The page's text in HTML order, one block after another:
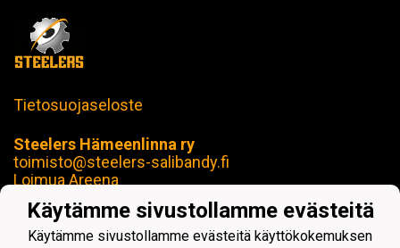
Tietosuojaseloste
Steelers Hämeenlinna ry
toimisto@steelers-salibandy.fi
Loimua Areena
Härkätie 17 B, 13600 Hämeenlinna
Y-tunnus: 2414280-4
Käytämme sivustollamme evästeitä
Käytämme sivustollamme evästeitä käyttökokemuksen